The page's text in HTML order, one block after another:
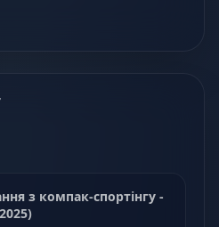
з компак-спортінгу -